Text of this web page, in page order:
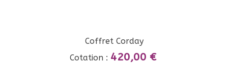
Coffret Corday
Cotation : 420,00 €